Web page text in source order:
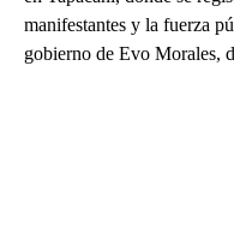
manifestantes y la fuerza
gobierno de Evo Morales,